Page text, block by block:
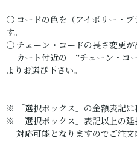
〇 コードの色を（アイボリー・
す。
〇 チェーン・コードの長さ変更が
カート付近の ”チェーン・コ
よりお選び下さい。
※ 「選択ボックス」の金額表記は
※ 「選択ボックス」表記以上の延
対応可能となりますのでご注文